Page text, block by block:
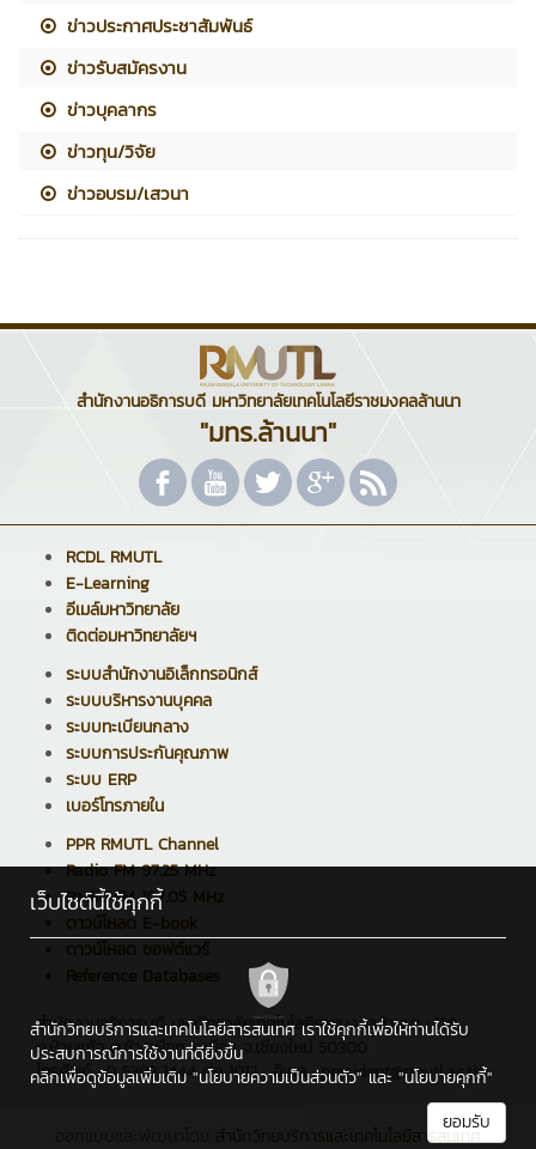
ข่าวประกาศประชาสัมพันธ์
ข่าวรับสมัครงาน
ข่าวบุคลากร
ข่าวทุน/วิจัย
ข่าวอบรม/เสวนา
สำนักงานอธิการบดี มหาวิทยาลัยเทคโนโลยีราชมงคลล้านนา
"มทร.ล้านนา"
RCDL RMUTL
E-Learning
อีเมล์มหาวิทยาลัย
ติดต่อมหาวิทยาลัยฯ
ระบบสำนักงานอิเล็กทรอนิกส์
ระบบบริหารงานบุคคล
ระบบทะเบียนกลาง
ระบบการประกันคุณภาพ
ระบบ ERP
เบอร์โทรภายใน
PPR RMUTL Channel
Radio FM 97.25 MHz
Radio FM 107.05 MHz
ดาวน์โหลด E-book
ดาวน์โหลด ซอฟต์แวร์
Reference Databases
สำนักงานอธิการบดี มหาวิทยาลัยเทคโนโลยีราชมงคลล้านนา : 128
ถ.ห้วยแก้ว ต.ช้างเผือก อ.เมือง จ.เชียงใหม่ 50300
โทรศัพท์ : 0 5392 1444 ต่อ 1012 , อีเมล : president@rmutl.ac.th
เว็บไซต์นี้ใช้คุกกี้
สำนักวิทยบริการและเทคโนโลยีสารสนเทศ เราใช้คุกกี้เพื่อให้ท่านได้รับ
ประสบการณ์การใช้งานที่ดียิ่งขึ้น
คลิกเพื่อดูข้อมูลเพิ่มเติม "นโยบายความเป็นส่วนตัว" และ "นโยบายคุกกี้"
ยอมรับ
สำนักวิทยบริการและเทคโนโลยีสารสนเทศ